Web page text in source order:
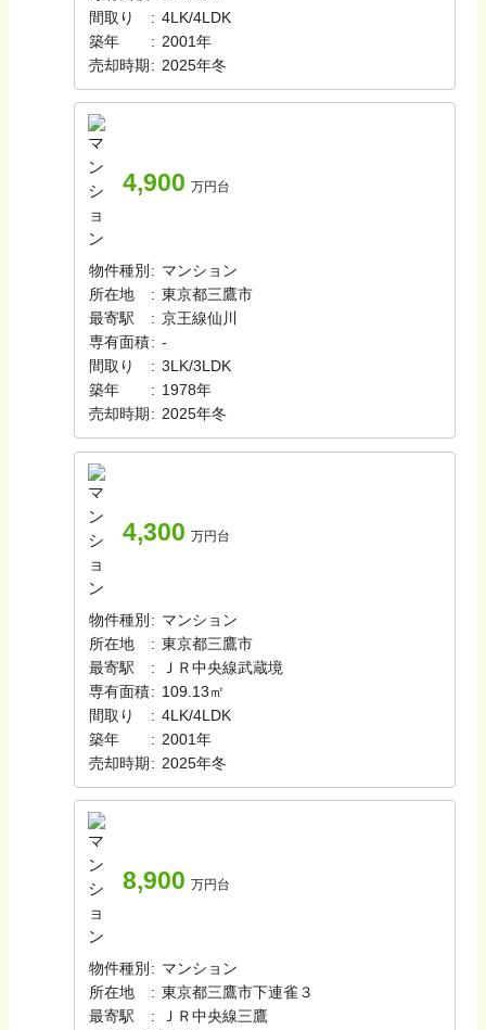
間取り
: 4LK/4LDK
築年
: 2001年
売却時期 : 2025年冬
4,900 万円台
物件種別 : マンション
所在地
: 東京都三鷹市
最寄駅
: 京王線仙川
専有面積: -
間取り
: 3LK/3LDK
築年
: 1978年
売却時期 : 2025年冬
4,300 万円台
物件種別 : マンション
所在地
: 東京都三鷹市
最寄駅
: ＪＲ中央線武蔵境
専有面積: 109.13㎡
間取り
: 4LK/4LDK
築年
: 2001年
売却時期 : 2025年冬
8,900 万円台
物件種別 : マンション
所在地
: 東京都三鷹市下連雀３
最寄駅
: ＪＲ中央線三鷹